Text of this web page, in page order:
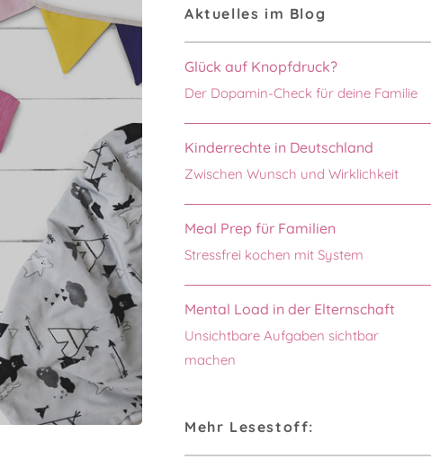
Aktuelles im Blog
Glück auf Knopfdruck?
Der Dopamin-Check für deine Familie
Kinderrechte in Deutschland
Zwischen Wunsch und Wirklichkeit
Meal Prep für Familien
Stressfrei kochen mit System
Mental Load in der Elternschaft
Unsichtbare Aufgaben sichtbar
machen
Mehr Lesestoff: